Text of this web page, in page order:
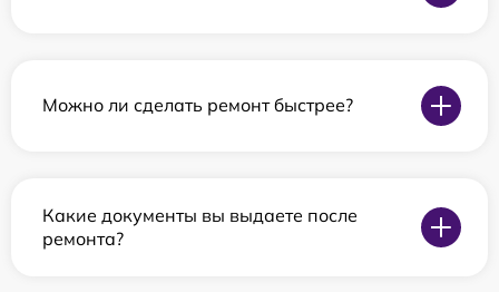
Можно ли сделать ремонт быстрее?
Какие документы вы выдаете после
ремонта?